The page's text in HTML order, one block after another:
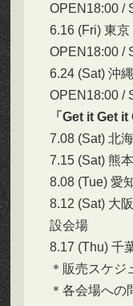
OPEN18:00 /
6.16 (Fri) 東
OPEN18:00 /
6.24 (Sat) 沖
OPEN18:00 /
「Get it Get
7.08 (Sat) 北
7.15 (Sat) 熊
8.08 (Tue) 愛
8.12 (Sat) 大
設会場
8.17 (Thu) 千
＊販売スケジ
＊各会場への